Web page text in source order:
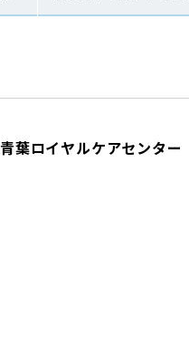
葉ロイヤルケアセンター